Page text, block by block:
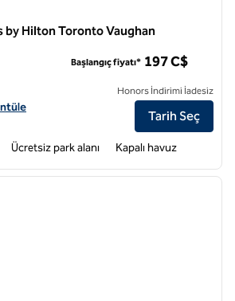
by Hilton Toronto Vaughan
Toronto Vaughan için otel ayrıntılarını
Başlangıç fiyatı* 197 C$
Honors İndirimi İadesiz
Tarih Seç
Ücretsiz park alanı Kapalı havuz